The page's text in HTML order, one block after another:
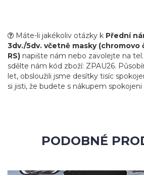
Máte-li jakékoliv otázky k Přední
3dv./5dv. včetně masky (chromovo
RS) napište nám nebo zavolejte na
sdělte nám kód zboží: ZPAU26.
let, obsloužili jsme desítky tisíc
si jisti, že budete s nákupem spokojeni
PODOBNÉ